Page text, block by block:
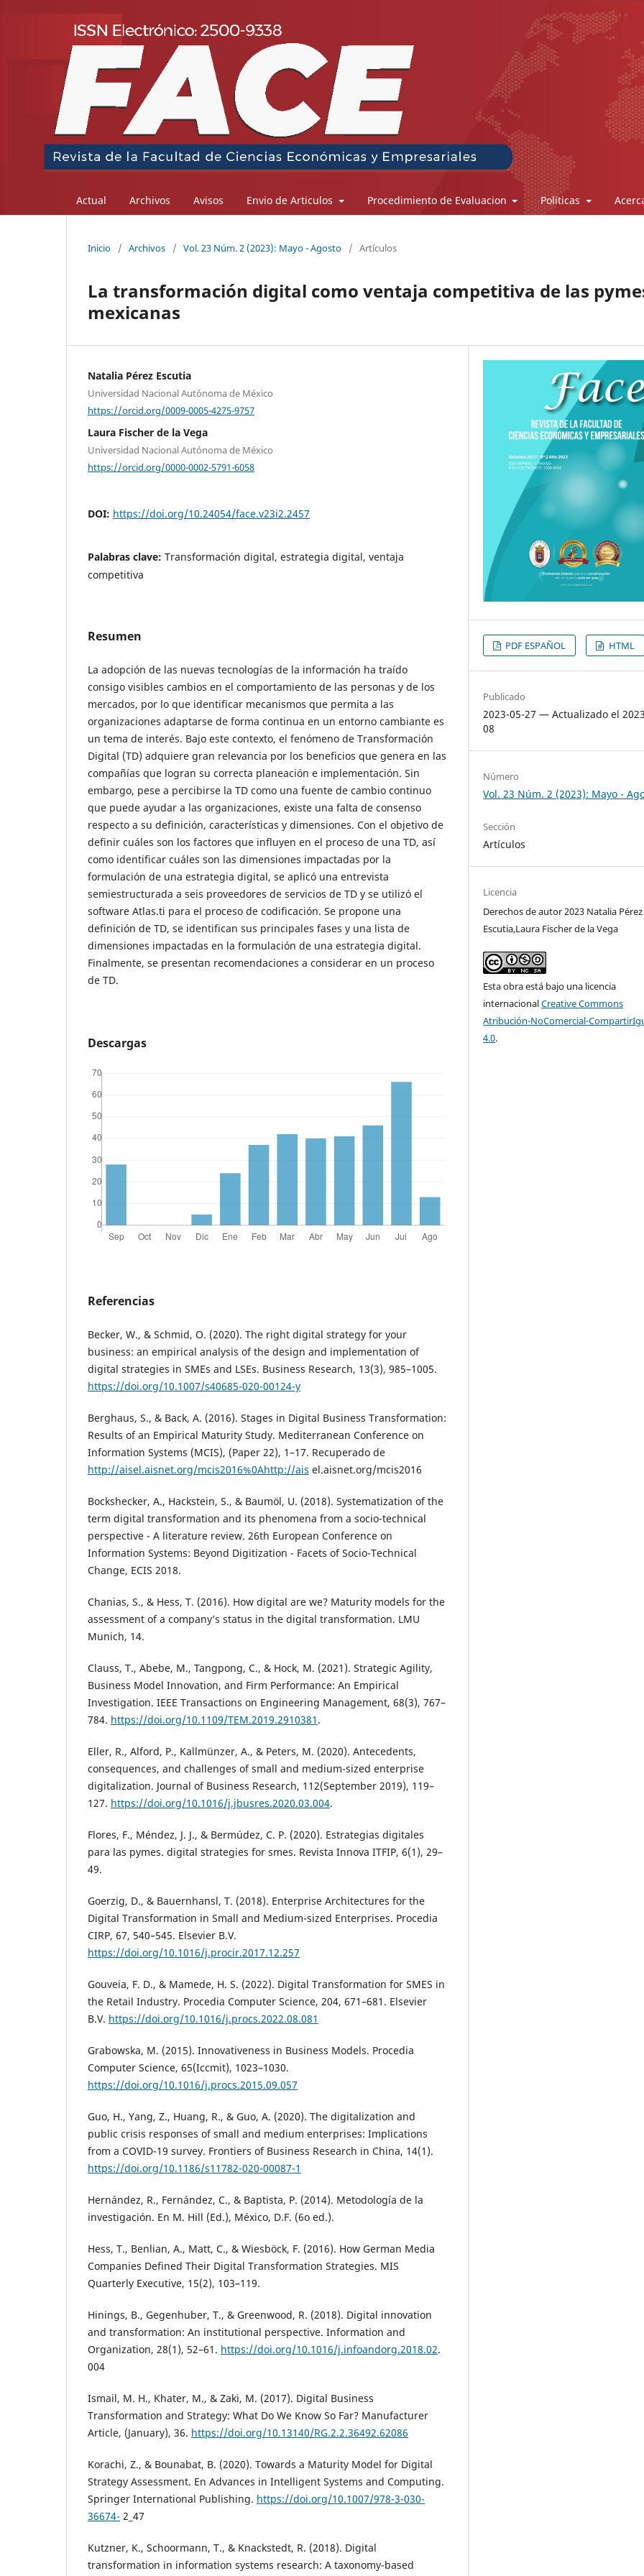
Actual Archivos Avisos Envio de Articulos Procedimiento de Evaluacion Políticas
Inicio / Archivos / Vol. 23 Núm. 2 (2023): Mayo - Agosto / Artículos
La transformación digital como ventaja competitiva de las
mexicanas
Natalia Pérez Escutia
Universidad Nacional Autónoma de México
https://orcid.org/0009-0005-4275-9757
Laura Fischer de la Vega
Universidad Nacional Autónoma de México
https://orcid.org/0000-0002-5791-6058
DOI: https://doi.org/10.24054/face.v23i2.2457
Palabras clave: Transformación digital, estrategia digital, ventaja
competitiva
Resumen
La adopción de las nuevas tecnologías de la información ha traído
consigo visibles cambios en el comportamiento de las personas y de los
mercados, por lo que identificar mecanismos que permita a las
organizaciones adaptarse de forma continua en un entorno cambiante es
un tema de interés. Bajo este contexto, el fenómeno de Transformación
Digital (TD) adquiere gran relevancia por los beneficios que genera en las
compañías que logran su correcta planeación e implementación. Sin
embargo, pese a percibirse la TD como una fuente de cambio continuo
que puede ayudar a las organizaciones, existe una falta de consenso
respecto a su definición, características y dimensiones. Con el objetivo de
definir cuáles son los factores que influyen en el proceso de una TD, así
como identificar cuáles son las dimensiones impactadas por la
formulación de una estrategia digital, se aplicó una entrevista
semiestructurada a seis proveedores de servicios de TD y se utilizó el
software Atlas.ti para el proceso de codificación. Se propone una
definición de TD, se identifican sus principales fases y una lista de
dimensiones impactadas en la formulación de una estrategia digital.
Finalmente, se presentan recomendaciones a considerar en un proceso
de TD.
Descargas
Referencias
Becker, W., & Schmid, O. (2020). The right digital strategy for your
business: an empirical analysis of the design and implementation of
digital strategies in SMEs and LSEs. Business Research, 13(3), 985–1005.
https://doi.org/10.1007/s40685-020-00124-y
Berghaus, S., & Back, A. (2016). Stages in Digital Business Transformation:
Results of an Empirical Maturity Study. Mediterranean Conference on
Information Systems (MCIS), (Paper 22), 1–17. Recuperado de
http://aisel.aisnet.org/mcis2016%0Ahttp://ais el.aisnet.org/mcis2016
Bockshecker, A., Hackstein, S., & Baumöl, U. (2018). Systematization of the
term digital transformation and its phenomena from a socio-technical
perspective - A literature review. 26th European Conference on
Information Systems: Beyond Digitization - Facets of Socio-Technical
Change, ECIS 2018.
Chanias, S., & Hess, T. (2016). How digital are we? Maturity models for the
assessment of a company’s status in the digital transformation. LMU
Munich, 14.
Clauss, T., Abebe, M., Tangpong, C., & Hock, M. (2021). Strategic Agility,
Business Model Innovation, and Firm Performance: An Empirical
Investigation. IEEE Transactions on Engineering Management, 68(3), 767–
784. https://doi.org/10.1109/TEM.2019.2910381 .
Eller, R., Alford, P., Kallmünzer, A., & Peters, M. (2020). Antecedents,
consequences, and challenges of small and medium-sized enterprise
digitalization. Journal of Business Research, 112(September 2019), 119–
127. https://doi.org/10.1016/j.jbusres.2020.03.004.
Flores, F., Méndez, J. J., & Bermúdez, C. P. (2020). Estrategias digitales
para las pymes. digital strategies for smes. Revista Innova ITFIP, 6(1), 29–
49.
Goerzig, D., & Bauernhansl, T. (2018). Enterprise Architectures for the
Digital Transformation in Small and Medium-sized Enterprises. Procedia
CIRP, 67, 540–545. Elsevier B.V.
https://doi.org/10.1016/j.procir.2017.12.257
Gouveia, F. D., & Mamede, H. S. (2022). Digital Transformation for SMES in
the Retail Industry. Procedia Computer Science, 204, 671–681. Elsevier
B.V. https://doi.org/10.1016/j.procs.2022.08.081
Grabowska, M. (2015). Innovativeness in Business Models. Procedia
Computer Science, 65(Iccmit), 1023–1030.
https://doi.org/10.1016/j.procs.2015.09.057
Guo, H., Yang, Z., Huang, R., & Guo, A. (2020). The digitalization and
public crisis responses of small and medium enterprises: Implications
from a COVID-19 survey. Frontiers of Business Research in China, 14(1).
https://doi.org/10.1186/s11782-020-00087-1
Hernández, R., Fernández, C., & Baptista, P. (2014). Metodología de la
investigación. En M. Hill (Ed.), México, D.F. (6o ed.).
Hess, T., Benlian, A., Matt, C., & Wiesböck, F. (2016). How German Media
Companies Defined Their Digital Transformation Strategies. MIS
Quarterly Executive, 15(2), 103–119.
Hinings, B., Gegenhuber, T., & Greenwood, R. (2018). Digital innovation
and transformation: An institutional perspective. Information and
Organization, 28(1), 52–61. https://doi.org/10.1016/j.infoandorg.2018.02.
004
Ismail, M. H., Khater, M., & Zaki, M. (2017). Digital Business
Transformation and Strategy: What Do We Know So Far? Manufacturer
Article, (January), 36. https://doi.org/10.13140/RG.2.2.36492.62086
Korachi, Z., & Bounabat, B. (2020). Towards a Maturity Model for Digital
Strategy Assessment. En Advances in Intelligent Systems and Computing.
Springer International Publishing. https://doi.org/10.1007/978-3-030-
36674- 2_47
Kutzner, K., Schoormann, T., & Knackstedt, R. (2018). Digital
transformation in information systems research: A taxonomy-based
PDF ESPAÑOL HTML
Publicado
2023-05-27 — Actualizado el
08
Número
Vol. 23 Núm. 2 (2023): Mayo -
Sección
Artículos
Licencia
Derechos de autor 2023 Natalia Pérez
Escutia,Laura Fischer de la Vega
Esta obra está bajo una licencia
internacionalCreative Commons
Atribución-NoComercial-
4.0.